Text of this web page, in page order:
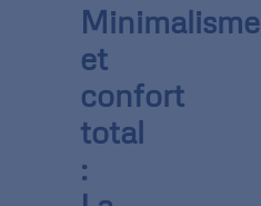
Minimalisme
et
confort
total
: